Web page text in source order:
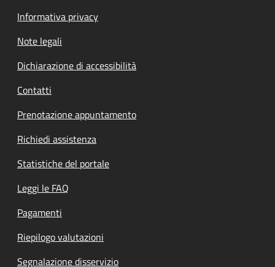
Informativa privacy
Note legali
Dichiarazione di accessibilità
Contatti
Prenotazione appuntamento
Richiedi assistenza
Statistiche del portale
Leggi le FAQ
Pagamenti
Riepilogo valutazioni
Segnalazione disservizio